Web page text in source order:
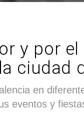
y por el
ciudad
en
eventos y